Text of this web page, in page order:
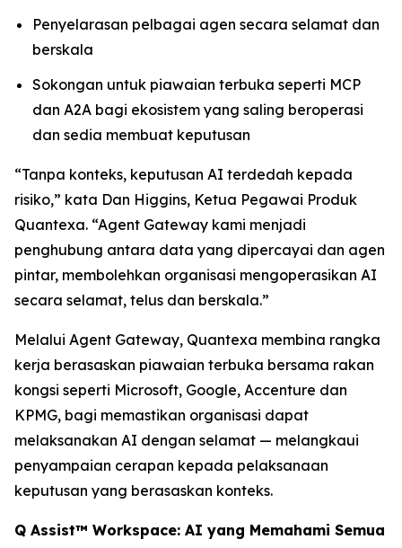
Penyelarasan pelbagai agen secara selamat dan
berskala
Sokongan untuk piawaian terbuka seperti MCP
dan A2A bagi ekosistem yang saling beroperasi
dan sedia membuat keputusan
“Tanpa konteks, keputusan AI terdedah kepada
risiko,” kata Dan Higgins, Ketua Pegawai Produk
Quantexa. “Agent Gateway kami menjadi
penghubung antara data yang dipercayai dan agen
pintar, membolehkan organisasi mengoperasikan AI
secara selamat, telus dan berskala.”
Melalui Agent Gateway, Quantexa membina rangka
kerja berasaskan piawaian terbuka bersama rakan
kongsi seperti Microsoft, Google, Accenture dan
KPMG, bagi memastikan organisasi dapat
melaksanakan AI dengan selamat — melangkaui
penyampaian cerapan kepada pelaksanaan
keputusan yang berasaskan konteks.
Q Assist™ Workspace: AI yang Memahami Semua